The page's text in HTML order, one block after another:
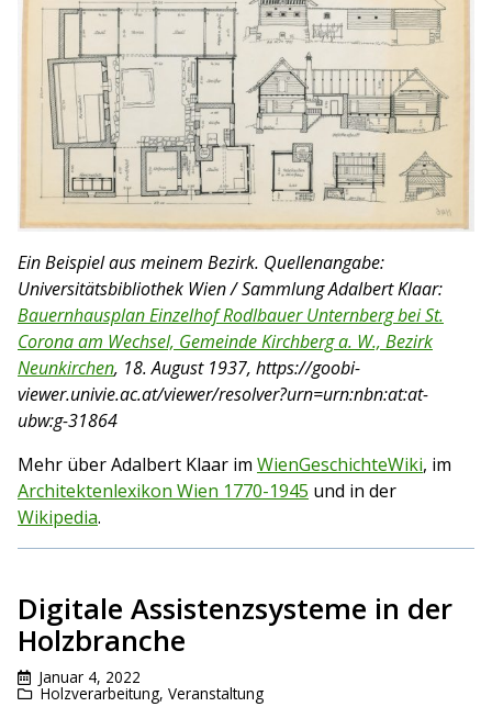
Ein Beispiel aus meinem Bezirk. Quellenangabe:
Universitätsbibliothek Wien / Sammlung Adalbert Klaar:
Bauernhausplan Einzelhof Rodlbauer Unternberg bei St.
Corona am Wechsel, Gemeinde Kirchberg a. W., Bezirk
Neunkirchen, 18. August 1937, https://goobi-
viewer.univie.ac.at/viewer/resolver?urn=urn:nbn:at:at-
ubw:g-31864
Mehr über Adalbert Klaar im WienGeschichteWiki, im
Architektenlexikon Wien 1770-1945 und in der
Wikipedia.
Digitale Assistenzsysteme in der
Holzbranche
Januar 4, 2022
Holzverarbeitung, Veranstaltung